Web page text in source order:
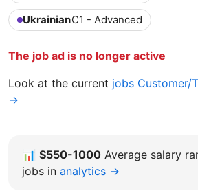
UkrainianC1 - Advanced
The job ad is no longer active
Look at the current jobs Customer/
→
📊 $550-1000 Average salary
jobs in analytics →